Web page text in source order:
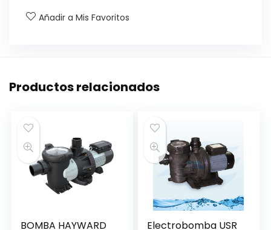
Añadir a Mis Favoritos
Productos relacionados
BOMBA HAYWARD
Electrobomba USR